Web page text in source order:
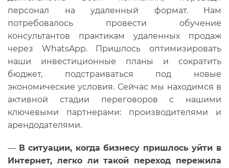
персонал на удаленный формат. Нам
потребовалось провести обучение
консультантов практикам удаленных продаж
через WhatsApp. Пришлось оптимизировать
наши инвестиционные планы и сократить
бюджет, подстраиваться под новые
экономические условия. Сейчас мы находимся в
активной стадии переговоров с нашими
ключевыми партнерами: производителями и
арендодателями.
— Вситуации, когда бизнесу пришлось уйти в
Интернет, легко ли такой переход пережила